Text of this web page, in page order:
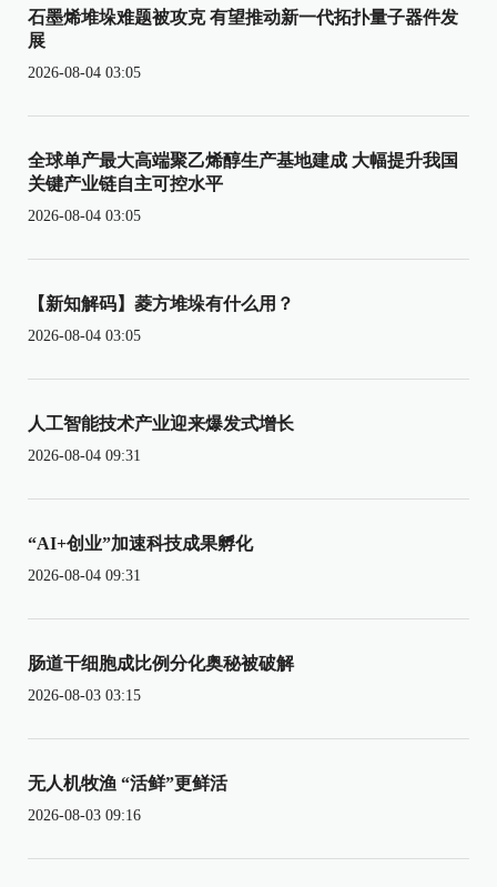
石墨烯堆垛难题被攻克 有望推动新一代拓扑量子器件发
展
2026-08-04 03:05
全球单产最大高端聚乙烯醇生产基地建成 大幅提升我国
关键产业链自主可控水平
2026-08-04 03:05
【新知解码】菱方堆垛有什么用？
2026-08-04 03:05
人工智能技术产业迎来爆发式增长
2026-08-04 09:31
“AI+创业”加速科技成果孵化
2026-08-04 09:31
肠道干细胞成比例分化奥秘被破解
2026-08-03 03:15
无人机牧渔 “活鲜”更鲜活
2026-08-03 09:16